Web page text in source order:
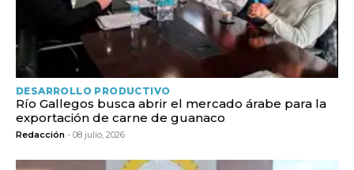
DESARROLLO PRODUCTIVO
Río Gallegos busca abrir el mercado árabe para la
exportación de carne de guanaco
Redacción - 08 julio, 2026